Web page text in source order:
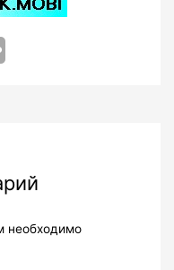
необходимо